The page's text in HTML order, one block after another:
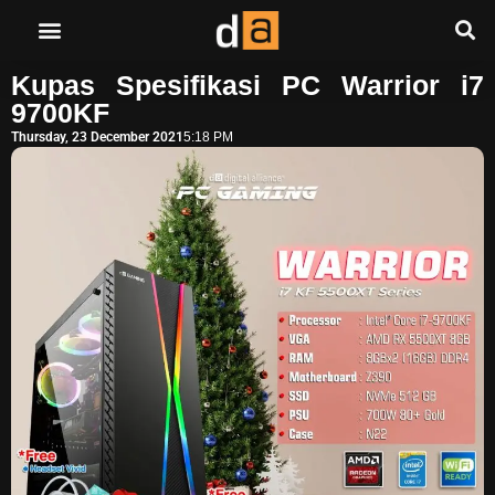
Kupas Spesifikasi PC Warrior i7
9700KF
Thursday, 23 December 20215:18 PM